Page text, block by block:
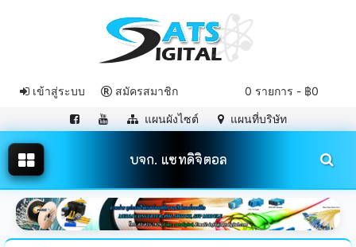
0 รายการ - ฿0
เข้าสู่ระบบ สมัครสมาชิก
แผนผังไซต์ แผนที่บริษัท
บจก. แซทดิจิตอล